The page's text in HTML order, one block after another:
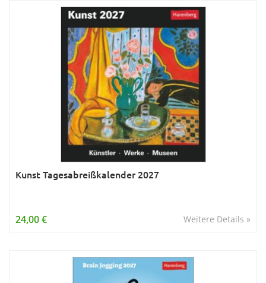
Kunst Tagesabreißkalender 2027
Weitere Details »
24,00 €